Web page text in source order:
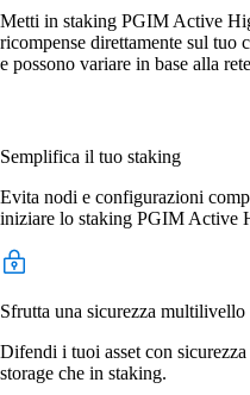
Metti in staking PGIM Active
ricompense direttamente sul tuo
e possono variare in base alla
Semplifica il tuo staking
Evita nodi e configurazioni
iniziare lo staking PGIM Active
Sfrutta una sicurezza multilivello
Difendi i tuoi asset con
storage che in staking.